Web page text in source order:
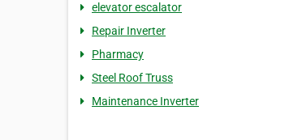
elevator escalator
Repair Inverter
Pharmacy
Steel Roof Truss
Maintenance Inverter